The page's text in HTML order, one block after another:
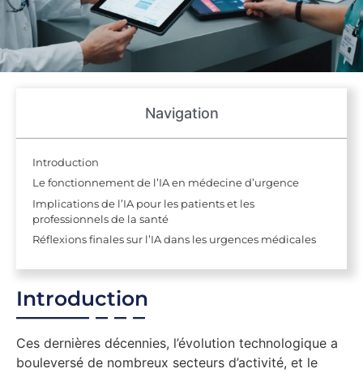
Navigation
Introduction
Le fonctionnement de l’IA en médecine d’urgence
Implications de l’IA pour les patients et les
professionnels de la santé
Réflexions finales sur l’IA dans les urgences médicales
Introduction
Ces dernières décennies, l’évolution technologique a
bouleversé de nombreux secteurs d’activité, et le